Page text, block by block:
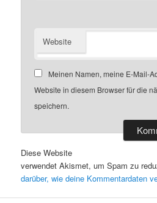
Website
Meinen Namen, meine E-Mail-
Website in diesem Browser für die
speichern.
Diese Website
verwendet Akismet, um Spam zu
darüber, wie deine Kommentardaten